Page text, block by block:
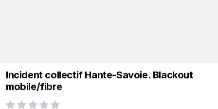
Incident collectif Hante-Savoie. Blackout
mobile/fibre